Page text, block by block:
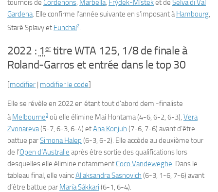
tournois de Cordenons, Marbella, Frýdek-Místeket de Selva di Val
Gardena. Elle confirme l’année suivante en s’imposant àHambourg,
Staré Splavy et Funchal2.
2022 : 1er titre WTA 125, 1/8 de finale à
Roland-Garros et entrée dans le top 30
[modifier | modifier le code]
Elle se révèle en 2022 en étant tout d’abord demi-finaliste
à Melbourne3 où elle élimine Mai Hontama (4-6, 6-2, 6-3), Vera
Zvonareva(5-7, 6-3, 6-4) etAna Konjuh (7-6, 7-6) avant d’être
battue parSimona Halep (6-3, 6-2). Elle accède au deuxième tour
de l’Open d’Australie après être sortie des qualifications lors
desquelles elle élimine notamment Coco Vandeweghe . Dans le
tableau final, elle vaincAliaksandra Sasnovich (6-3, 1-6, 7-6) avant
d’être battue par María Sákkari (6-1, 6-4).